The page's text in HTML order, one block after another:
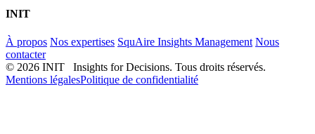
INIT
À propos Nos expertises SquAire Insights Management Nous
contacter
© 2026 INIT Insights for Decisions. Tous droits réservés.
Mentions légalesPolitique de confidentialité